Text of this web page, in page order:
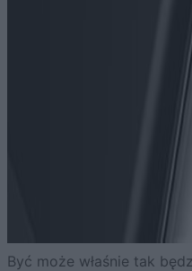
Być może właśnie tak